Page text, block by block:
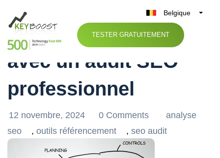
Belgique
België
Nederland
Italia
TESTER GRATUITEMENT
Optimisez votre site
avec un audit SEO
professionnel
12 novembre, 2024 0 Comments
analyse
seo
, outils référencement , seo audit